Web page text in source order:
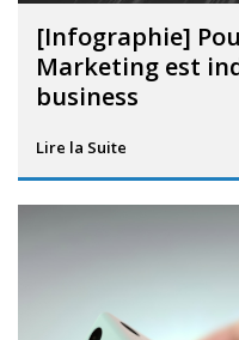
[Infographie]
Marketing est
business
Lire la Suite